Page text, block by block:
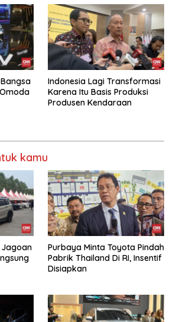
Indonesia Lagi Transformasi
Karena Itu Basis Produksi
Produsen Kendaraan
kamu
Jagoan
Purbaya Minta Toyota Pindah
Pabrik Thailand Di RI, Insentif
Disiapkan